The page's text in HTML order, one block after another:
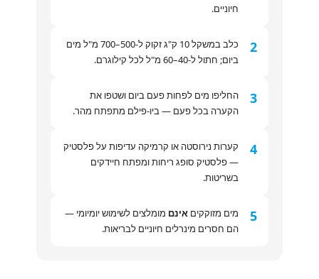
חיוניים.
2
כלב במשקל 10 ק"ג זקוק ל-500–700 מ"ל מים
ביום; חתול ל-40–60 מ"ל לכל קילוגרם.
3
החליפו מים לפחות פעם ביום ושטפו את
הקערה בכל פעם — ביו-פילם מתפתח מהר.
4
קערות נירוסטה או קרמיקה עדיפות על פלסטיק
— פלסטיק סופג ריחות ומפתח חיידקים
בשריטות.
5 מים מזוקקים אינם מומלצים לשימוש יומיומי —
הם חסרים מינרלים חיוניים לבריאות.